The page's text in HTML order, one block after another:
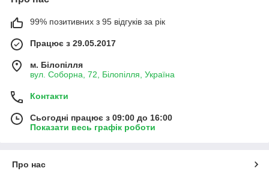
99% позитивних з 95 відгуків за рік
Працює з 29.05.2017
м. Білопілля
вул. Соборна, 72, Білопілля, Україна
Контакти
Сьогодні працює з 09:00 до 16:00
Показати весь графік роботи
Про нас